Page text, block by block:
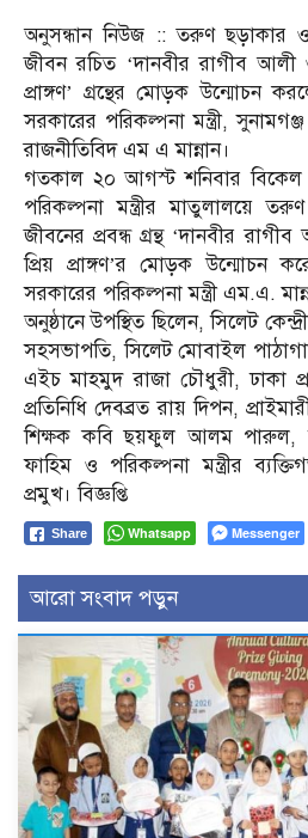
অনুসন্ধান নিউজ :: তরুণ ছড়াকার
জীবন রচিত ‘দানবীর রাগীব আলী ও
প্রাঙ্গণ’ গ্রন্থের মোড়ক উন্মোচন
সরকারের পরিকল্পনা মন্ত্রী,
রাজনীতিবিদ এম এ মান্নান।
গতকাল ২০ আগস্ট শনিবার বিকেল
পরিকল্পনা মন্ত্রীর মাতুলালয়ে
জীবনের প্রবন্ধ গ্রন্থ ‘দানবীর
প্রিয় প্রাঙ্গণ’র মোড়ক উন্মোচন
সরকারের পরিকল্পনা মন্ত্রী এম.এ.
অনুষ্ঠানে উপস্থিত ছিলেন, সিলেট
সহসভাপতি, সিলেট মোবাইল
এইচ মাহমুদ রাজা চৌধুরী, ঢাকা
প্রতিনিধি দেবব্রত রায় দিপন,
শিক্ষক কবি ছয়ফুল আলম পারুল,
ফাহিম ও পরিকল্পনা মন্ত্রীর
প্রমুখ। বিজ্ঞপ্তি
Share Whatsapp Messenger
আরো সংবাদ পড়ুন